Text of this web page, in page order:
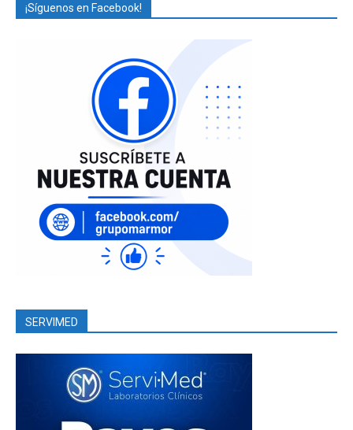
¡Síguenos en Facebook!
SERVIMED